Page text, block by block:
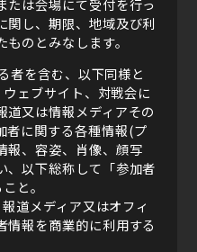
たは会場にて受付を行っ
関し、期限、地域及び利
のとみなします。
者を含む、以下同様と
ェブサイト、対戦会に
道又は情報メディアその
者に関する各種情報(プ
報、容姿、肖像、顔写
、以下総称して「参加者
と。
道メディア又はオフィ
情報を商業的に利用する